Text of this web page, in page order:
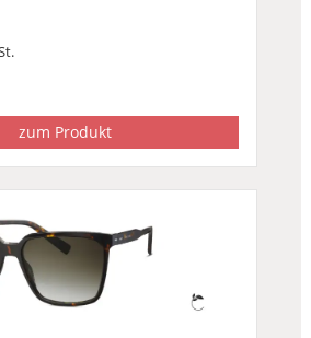
zum Produkt